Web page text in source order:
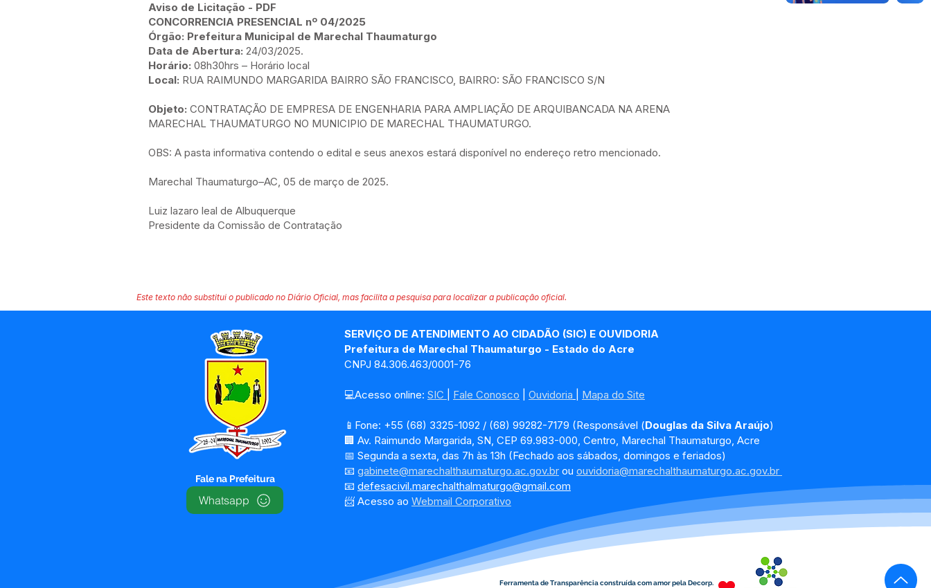
Aviso de Licitação - PDF
CONCORRENCIA PRESENCIAL nº 04/2025
Órgão: Prefeitura Municipal de Marechal Thaumaturgo
Data de Abertura: 24/03/2025.
Horário: 08h30hrs – Horário local
Local: RUA RAIMUNDO MARGARIDA BAIRRO SÃO FRANCISCO, BAIRRO: SÃO FRANCISCO S/N
Objeto: CONTRATAÇÃO DE EMPRESA DE ENGENHARIA PARA AMPLIAÇÃO DE ARQUIBANCADA NA ARENA
MARECHAL THAUMATURGO NO MUNICIPIO DE MARECHAL THAUMATURGO.
OBS: A pasta informativa contendo o edital e seus anexos estará disponível no endereço retro mencionado.
Marechal Thaumaturgo–AC, 05 de março de 2025.
Luiz lazaro leal de Albuquerque
Presidente da Comissão de Contratação
Este texto não substitui o publicado no Diário Oficial, mas facilita a pesquisa para localizar a publicação oficial.
Fale na Prefeitura
Whatsapp
SERVIÇO DE ATENDIMENTO AO CIDADÃO (SIC) E OUVIDORIA
Prefeitura de Marechal Thaumaturgo - Estado do Acre
CNPJ 84.306.463/0001-76
💻Acesso online: SIC Fale Conosco Ouvidoria Mapa do Site
📱Fone: +55 (68) 3325-1092 / (68) 99282-7179 (Responsável (Douglas da Silva Araújo)
🏢 Av. Raimundo Margarida, SN, CEP 69.983-000, Centro, Marechal Thaumaturgo, Acre
📅 Segunda a sexta, das 7h às 13h (Fechado aos sábados, domingos e feriados)
📧 gabinete@marechalthaumaturgo.ac.gov.br ou ouvidoria@marechalthaumaturgo.ac.gov.br
📧 defesacivil.marechalthalmaturgo@gmail.com
📨 Acesso ao Webmail Corporativo
Ferramenta de Transparência construída com amor pela Decorp.